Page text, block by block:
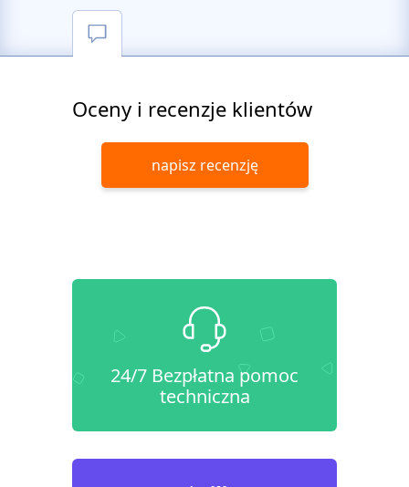
Oceny i recenzje klientów
napisz recenzję
24/7 Bezpłatna pomoc
techniczna